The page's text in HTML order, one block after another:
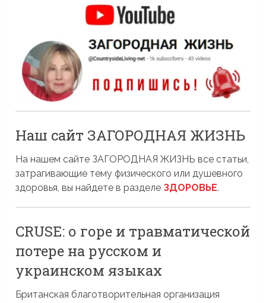
Наш сайт ЗАГОРОДНАЯ ЖИЗНЬ
На нашем сайте ЗАГОРОДНАЯ ЖИЗНЬ все статьи,
затрагивающие тему физического или душевного
здоровья, вы найдете в разделе ЗДОРОВЬЕ.
CRUSE: о горе и травматической
потере на русском и
украинском языках
Британская благотворительная организация